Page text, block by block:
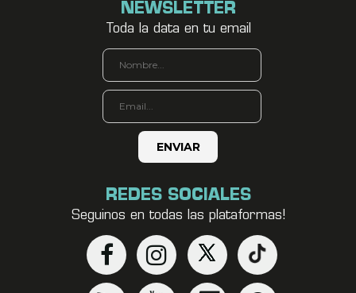
NEWSLETTER
Toda la data en tu email
REDES SOCIALES
Seguinos en todas las plataformas!